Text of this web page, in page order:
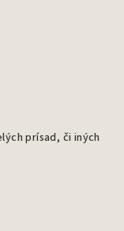
prísad, či iných